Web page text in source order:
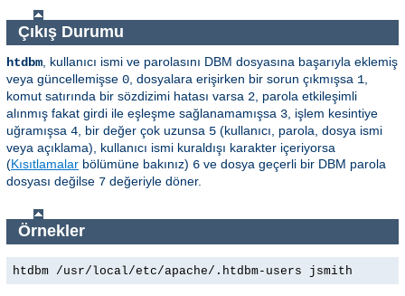
Çıkış Durumu
htdbm , kullanıcı ismi ve parolasını DBM dosyasına başarıyla eklemiş
veya güncellemişse 0 , dosyalara erişirken bir sorun çıkmışsa 1
komut satırında bir sözdizimi hatası varsa 2 , parola etkileşimli
alınmış fakat girdi ile eşleşme sağlanamamışsa 3 , işlem kesintiye
uğramışsa 4 , bir değer çok uzunsa 5 (kullanıcı, parola, dosya ismi
veya açıklama), kullanıcı ismi kuraldışı karakter içeriyorsa
(Kısıtlamalar bölümüne bakınız) 6 ve dosya geçerli bir DBM parola
dosyası değilse 7 değeriyle döner.
Örnekler
htdbm /usr/local/etc/apache/.htdbm-users jsmith